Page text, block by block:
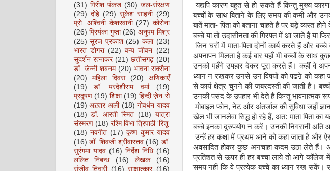
यद्यपि कारण बहुत से हो सकते हैं किन्तु मुख्य कारण
बच्चों के साथ बिताने के लिए समय की कमी और
बातें माता-पिता को बताना चाहते हैं पर बड़े व्यस्त
बच्चे या तो उदासीनता की गिरफ्त में आ जाते हैं या फिर
जिन घरों में माता-पिता दोनों कार्य करते हैं और
अपनापन मिलता है कई बार यहाँ भी बच्चों के साथ कुछ
उनको महँगे उपहार देकर पूरा करते हैं। कहीं वे
ध्यान न रखकर उनसे उन विषयों को पढऩे को कहा
से कार्य क्षेत्र चुनने की जबरदस्ती की जाती है।
उनकी पसंद के उपहार भी देते हैं किन्तु भावनात्मक
मोबाइल फोन,नेट और अंतर्जाल की सुविधा जहाँ
खेल भी जानलेवा सिद्ध हो रहे हैं,अत:माता पिता
बच्चे इनका दुरुपयोग न करें। उनकी निगरानी अति
उन्हें हर कक्षा में प्रथम आने को कहा जाता है और
अवसादित होकर कुछ अनचाहा कदम उठा लेते हैं। अब
प्रतिशत से ऊपर ही हर बच्चा लाये तो आगे कॉलेज
समय नहीं कि वे प्रत्येक बच्चे का ध्यान रख
(31) गिरीश पंकज (30) जल-संरक्षण
(29) दोहे (29) सुकेश साहनी (29)
प्रो. अश्विनी केशरवानी (27) कोरोना
(26) प्रियंका गुप्ता (26) अनुपम मिश्र
(25) सूरज प्रकाश (25) कला (23)
भारत डोगरा (22) वन्य जीवन (22)
सुदर्शन रत्नाकर (21) छत्तीसगढ़ (20)
डॉ. जेन्नी शबनम (20) भावना सक्सैना
(20)
महिला दिवस (20)
क्षणिकाएँ
(19)
डॉ. परदेशीराम वर्मा
(19)
प्रदूषण (19) शिक्षा (19) हिन्दी ज़ेन से
(19) अख़्तर अली (18) गोवर्धन यादव
(18) डॉ. आरती स्मित (18) यात्रा
संस्मरण (18) रश्मि विभा त्रिपाठी 'रिशू'
(18) नवगीत (17) कृष्ण कुमार यादव
(16) डॉ. शिवजी श्रीवास्तव (16) डॉ.
सुरंगमा यादव (16) निर्देश निधि (16)
ललित निबन्ध
(16) लेखक
(16)
संजीव तिवारी (16) साक्षात्कार (16)